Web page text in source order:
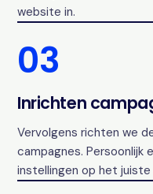
website in.
03
Inrichten
Vervolgens richten we
campagnes. Persoonlijk
instellingen op het